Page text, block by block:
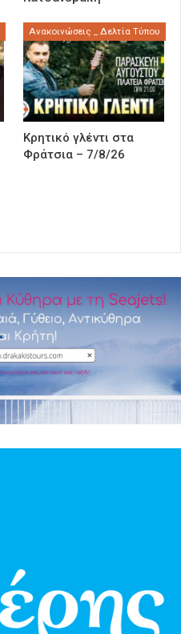
Ανακοινώσεις _ Δελτία Τύπου
Κρητικό γλέντι στα
Φράτσια – 7/8/26